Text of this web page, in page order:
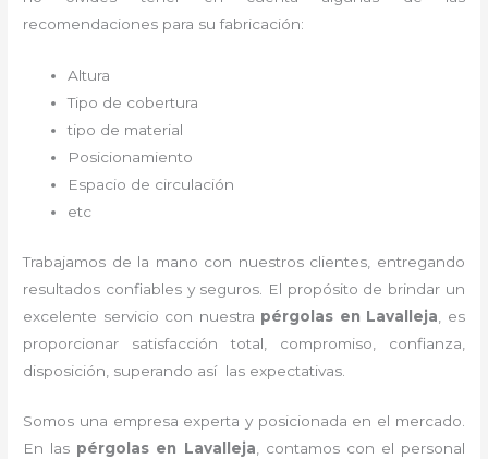
recomendaciones para su fabricación:
Altura
Tipo de cobertura
tipo de material
Posicionamiento
Espacio de circulación
etc
Trabajamos de la mano con nuestros clientes, entregando
resultados confiables y seguros. El propósito de brindar un
excelente servicio con nuestra pérgolas en Lavalleja , es
proporcionar satisfacción total, compromiso, confianza,
disposición, superando así las expectativas.
Somos una empresa experta y posicionada en el mercado.
En las pérgolas en Lavalleja, contamos con el personal